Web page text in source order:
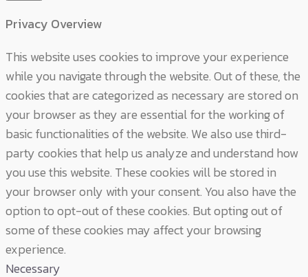
Privacy Overview
This website uses cookies to improve your experience
while you navigate through the website. Out of these, the
cookies that are categorized as necessary are stored on
your browser as they are essential for the working of
basic functionalities of the website. We also use third-
party cookies that help us analyze and understand how
you use this website. These cookies will be stored in
your browser only with your consent. You also have the
option to opt-out of these cookies. But opting out of
some of these cookies may affect your browsing
experience.
Necessary